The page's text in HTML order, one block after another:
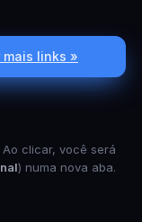
links »
clicar, você será
) numa nova aba.